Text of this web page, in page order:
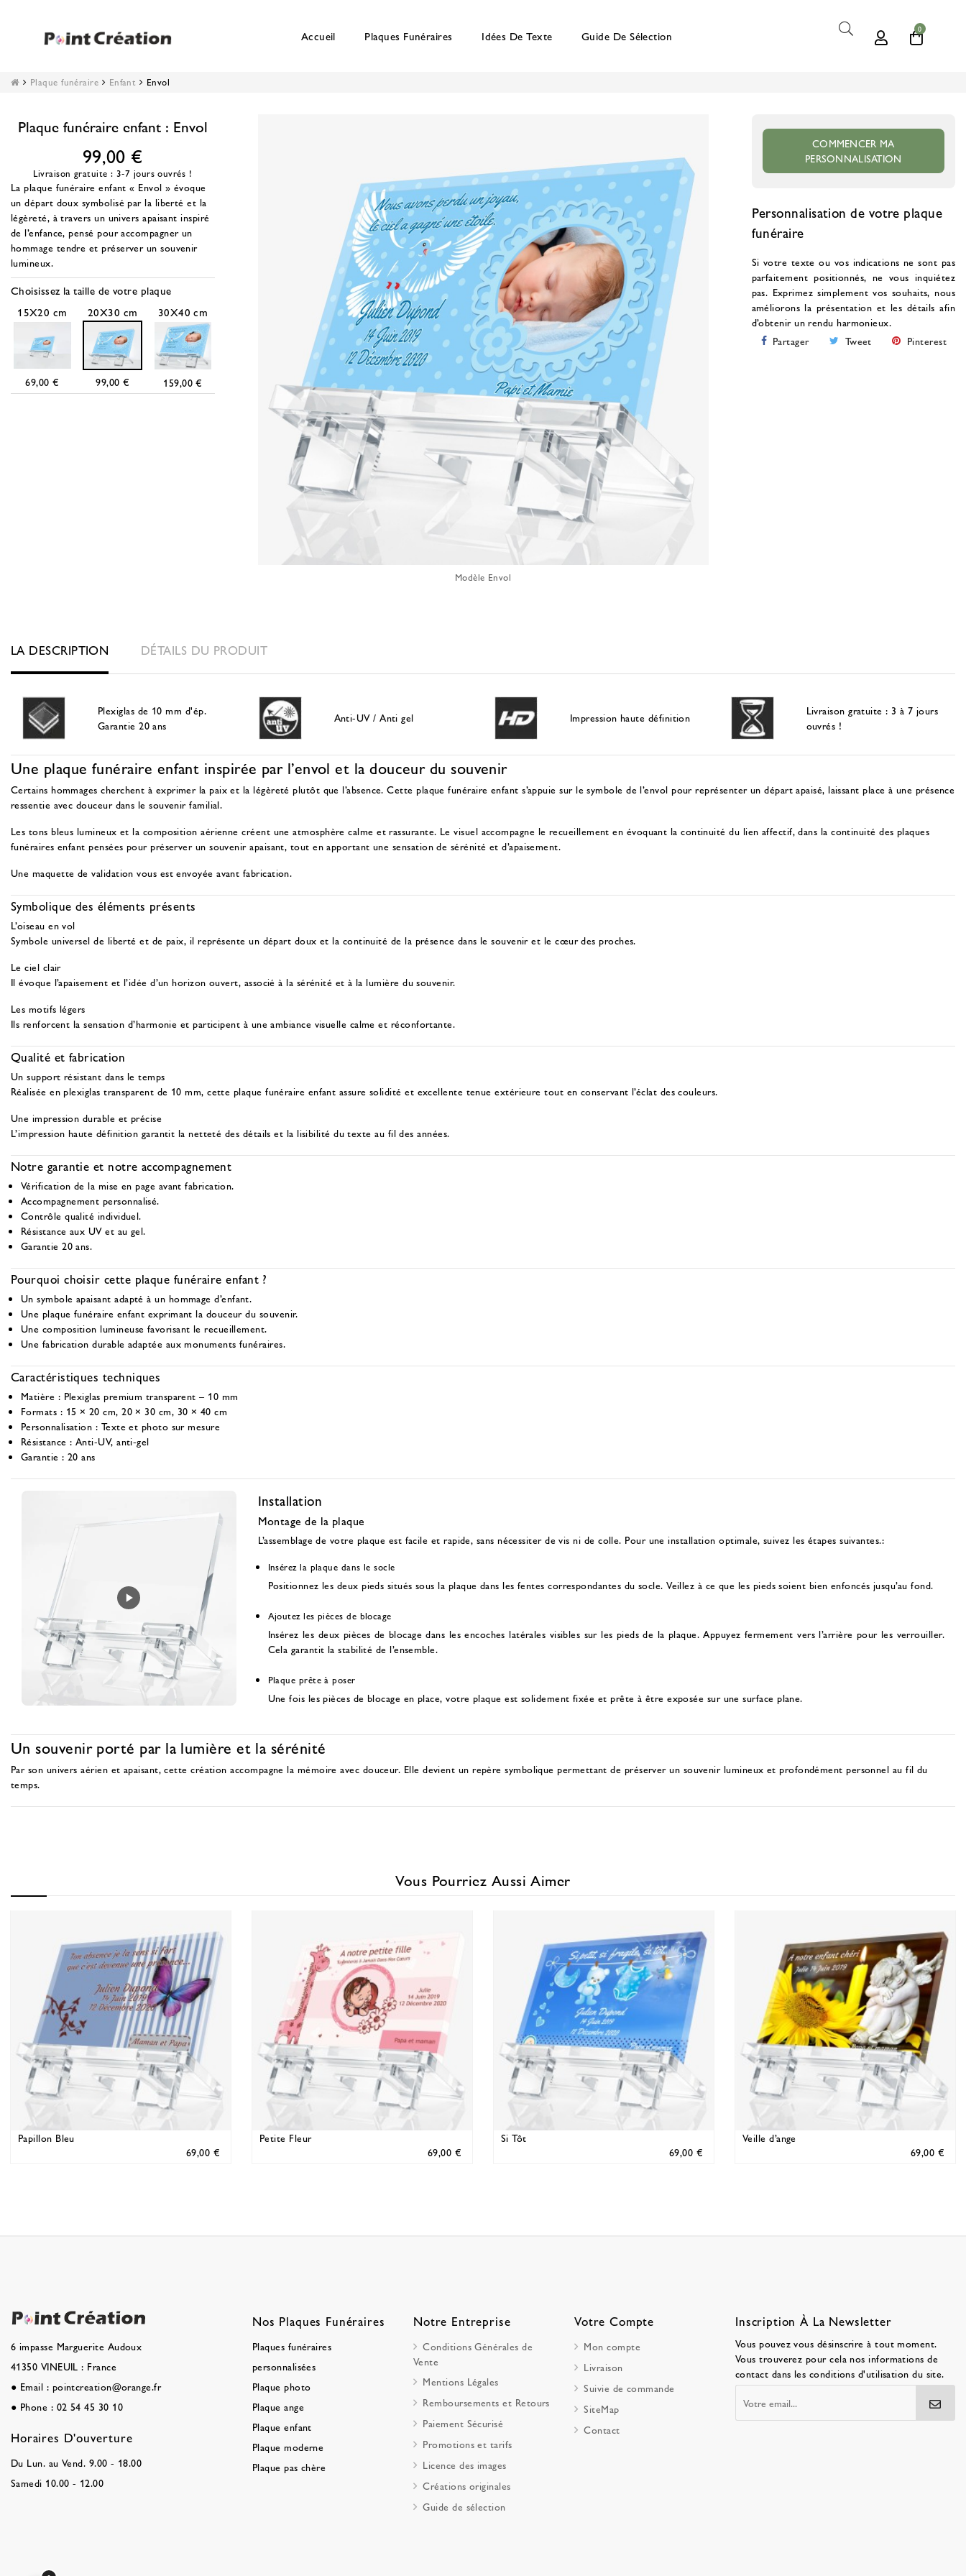
Accueil Plaques Funéraires Idées De Texte Guide De Sélection 0
Plaque funéraire Enfant Envol
Plaque funéraire enfant : Envol
99,00 €
Livraison gratuite : 3-7 jours ouvrés !
La plaque funéraire enfant « Envol » évoque
un départ doux symbolisé par la liberté et la
légèreté, à travers un univers apaisant inspiré
de l’enfance, pensé pour accompagner un
hommage tendre et préserver un souvenir
lumineux.
Choisissez la taille de votre plaque
15X20 cm
69,00 €
20X30 cm
99,00 €
30X40 cm
159,00 €
Modèle Envol
COMMENCER MA
PERSONNALISATION
Personnalisation de votre plaque
funéraire
Si votre texte ou vos indications ne sont pas
parfaitement positionnés, ne vous inquiétez
pas. Exprimez simplement vos souhaits, nous
améliorons la présentation et les détails afin
d’obtenir un rendu harmonieux.
Partager
Tweet Pinterest
LA DESCRIPTION DÉTAILS DU PRODUIT
Plexiglas de 10 mm d'ép.
Garantie 20 ans
Anti-UV / Anti gel Impression haute définition
Livraison gratuite : 3 à 7 jours
ouvrés !
Une plaque funéraire enfant inspirée par l’envol et la douceur du souvenir
Certains hommages cherchent à exprimer la paix et la légèreté plutôt que l’absence. Cette plaque funéraire enfant s’appuie sur le symbole de l’envol pour représenter un départ apaisé, laissant place à une présence
ressentie avec douceur dans le souvenir familial.
Les tons bleus lumineux et la composition aérienne créent une atmosphère calme et rassurante. Le visuel accompagne le recueillement en évoquant la continuité du lien affectif, dans la continuité des plaques
funéraires enfant pensées pour préserver un souvenir apaisant, tout en apportant une sensation de sérénité et d’apaisement.
Une maquette de validation vous est envoyée avant fabrication.
Symbolique des éléments présents
L’oiseau en vol
Symbole universel de liberté et de paix, il représente un départ doux et la continuité de la présence dans le souvenir et le cœur des proches.
Le ciel clair
Il évoque l’apaisement et l’idée d’un horizon ouvert, associé à la sérénité et à la lumière du souvenir.
Les motifs légers
Ils renforcent la sensation d’harmonie et participent à une ambiance visuelle calme et réconfortante.
Qualité et fabrication
Un support résistant dans le temps
Réalisée en plexiglas transparent de 10 mm, cette plaque funéraire enfant assure solidité et excellente tenue extérieure tout en conservant l’éclat des couleurs.
Une impression durable et précise
L’impression haute définition garantit la netteté des détails et la lisibilité du texte au fil des années.
Notre garantie et notre accompagnement
Vérification de la mise en page avant fabrication.
Accompagnement personnalisé.
Contrôle qualité individuel.
Résistance aux UV et au gel.
Garantie 20 ans.
Pourquoi choisir cette plaque funéraire enfant ?
Un symbole apaisant adapté à un hommage d’enfant.
Une plaque funéraire enfant exprimant la douceur du souvenir.
Une composition lumineuse favorisant le recueillement.
Une fabrication durable adaptée aux monuments funéraires.
Caractéristiques techniques
Matière : Plexiglas premium transparent – 10 mm
Formats : 15 × 20 cm, 20 × 30 cm, 30 × 40 cm
Personnalisation : Texte et photo sur mesure
Résistance : Anti-UV, anti-gel
Garantie : 20 ans
Installation
Montage de la plaque
L’assemblage de votre plaque est facile et rapide, sans nécessiter de vis ni de colle. Pour une installation optimale, suivez les étapes suivantes.:
Insérez la plaque dans le socle
Positionnez les deux pieds situés sous la plaque dans les fentes correspondantes du socle. Veillez à ce que les pieds soient bien enfoncés jusqu’au fond.
Ajoutez les pièces de blocage
Insérez les deux pièces de blocage dans les encoches latérales visibles sur les pieds de la plaque. Appuyez fermement vers l’arrière pour les verrouiller.
Cela garantit la stabilité de l’ensemble.
Plaque prête à poser
Une fois les pièces de blocage en place, votre plaque est solidement fixée et prête à être exposée sur une surface plane.
Un souvenir porté par la lumière et la sérénité
Par son univers aérien et apaisant, cette création accompagne la mémoire avec douceur. Elle devient un repère symbolique permettant de préserver un souvenir lumineux et profondément personnel au fil du
temps.
Vous Pourriez Aussi Aimer
Papillon Bleu
69,00 €
Petite Fleur
69,00 €
Si Tôt
69,00 €
Veille d’ange
69,00 €
6 impasse Marguerite Audoux
41350 VINEUIL : France
● Email : pointcreation@orange.fr
● Phone : 02 54 45 30 10
Horaires D'ouverture
Du Lun. au Vend. 9.00 - 18.00
Samedi 10.00 - 12.00
Nos Plaques Funéraires
Plaques funéraires
personnalisées
Plaque photo
Plaque ange
Plaque enfant
Plaque moderne
Plaque pas chère
Notre Entreprise
Conditions Générales de
Vente
Mentions Légales
Remboursements et Retours
Paiement Sécurisé
Promotions et tarifs
Licence des images
Créations originales
Guide de sélection
Votre Compte
Mon compte
Livraison
Suivie de commande
SiteMap
Contact
Inscription À La Newsletter
Vous pouvez vous désinscrire à tout moment.
Vous trouverez pour cela nos informations de
contact dans les conditions d'utilisation du site.